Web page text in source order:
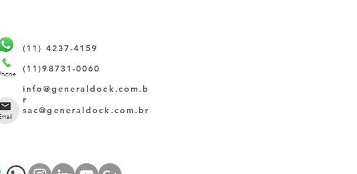
(11) 4237-4159
(11)98731-0060
info@generaldock.com.b
r
sac@generaldock.com.br